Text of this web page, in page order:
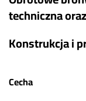
techniczna
Konstrukcja i
Cecha